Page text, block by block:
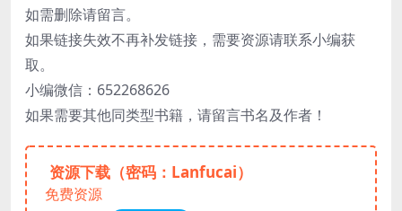
如需删除请留言。
如果链接失效不再补发链接，需要资源请联系小编获
取。
小编微信：652268626
如果需要其他同类型书籍，请留言书名及作者！
资源下载（密码：Lanfucai）
免费资源